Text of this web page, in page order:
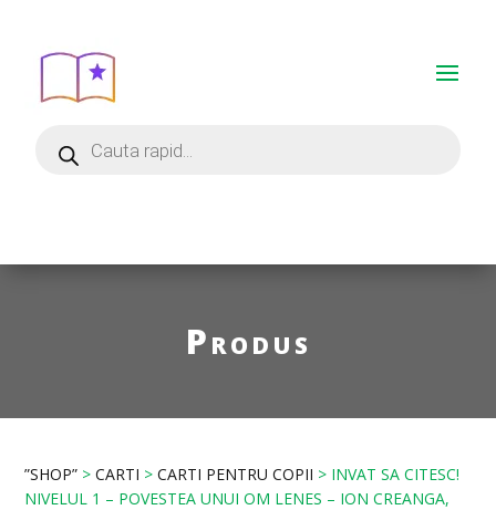
Produs
”SHOP” >CARTI >CARTI PENTRU COPII > INVAT SA CITESC!
NIVELUL 1 – POVESTEA UNUI OM LENES – ION CREANGA,